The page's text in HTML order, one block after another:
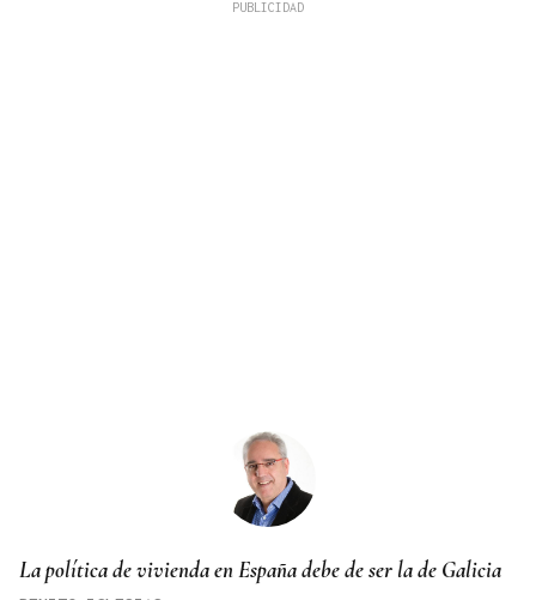
La política de vivienda en España debe de ser la de Galicia